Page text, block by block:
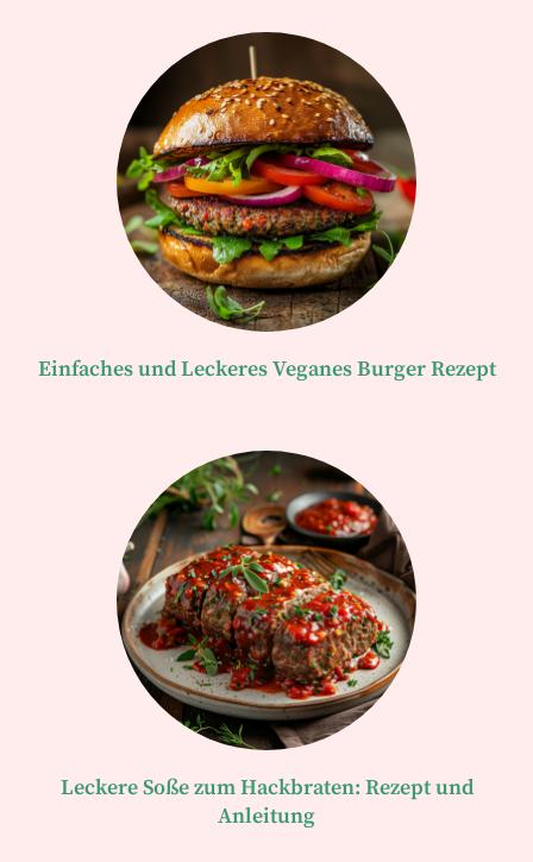
Einfaches und Leckeres Veganes Burger Rezept
Leckere Soße zum Hackbraten: Rezept und
Anleitung